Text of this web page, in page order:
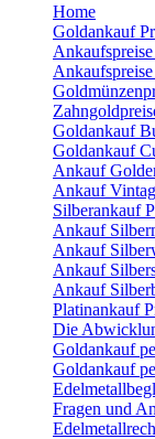
Home
Goldankauf
Goldankauf
Goldankauf
Ankauf
Ankauf
Silberankauf
Ankauf
Ankauf
Ankauf
Ankauf
Platinankauf
Die
Goldankauf
Goldankauf
Fragen und